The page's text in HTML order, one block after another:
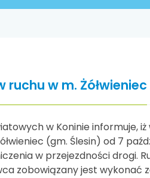
ruchu w m. Żółwieniec
w Koninie informuje,
(gm. Ślesin) od 7
w przejezdności drogi.
zobowiązany jest wykonać